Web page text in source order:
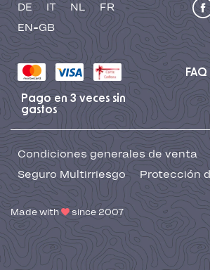
DE IT NL
FR
EN-GB
FAQ
Pago en 3 veces sin
gastos
Condiciones generales de venta
Seguro Multirriesgo
Protección
Made with since 2007